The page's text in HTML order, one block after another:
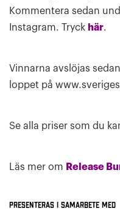
Kommentera sedan
Instagram. Tryck här.
Vinnarna avslöjas
loppet på
Se alla priser som du
Läs mer om Release
Presenteras i samarbete med